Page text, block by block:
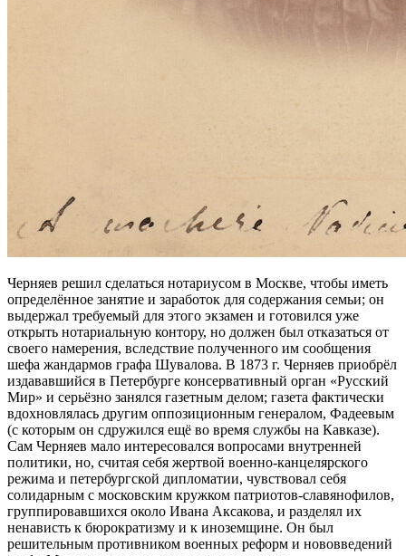
Черняев решил сделаться нотариусом в Москве, чтобы иметь
определённое занятие и заработок для содержания семьи; он
выдержал требуемый для этого экзамен и готовился уже
открыть нотариальную контору, но должен был отказаться от
своего намерения, вследствие полученного им сообщения
шефа жандармов графа Шувалова. В 1873 г. Черняев приобрёл
издававшийся в Петербурге консервативный орган «Русский
Мир» и серьёзно занялся газетным делом; газета фактически
вдохновлялась другим оппозиционным генералом, Фадеевым
(с которым он сдружился ещё во время службы на Кавказе).
Сам Черняев мало интересовался вопросами внутренней
политики, но, считая себя жертвой военно-канцелярского
режима и петербургской дипломатии, чувствовал себя
солидарным с московским кружком патриотов-славянофилов,
группировавшихся около Ивана Аксакова, и разделял их
ненависть к бюрократизму и к иноземщине. Он был
решительным противником военных реформ и нововведений